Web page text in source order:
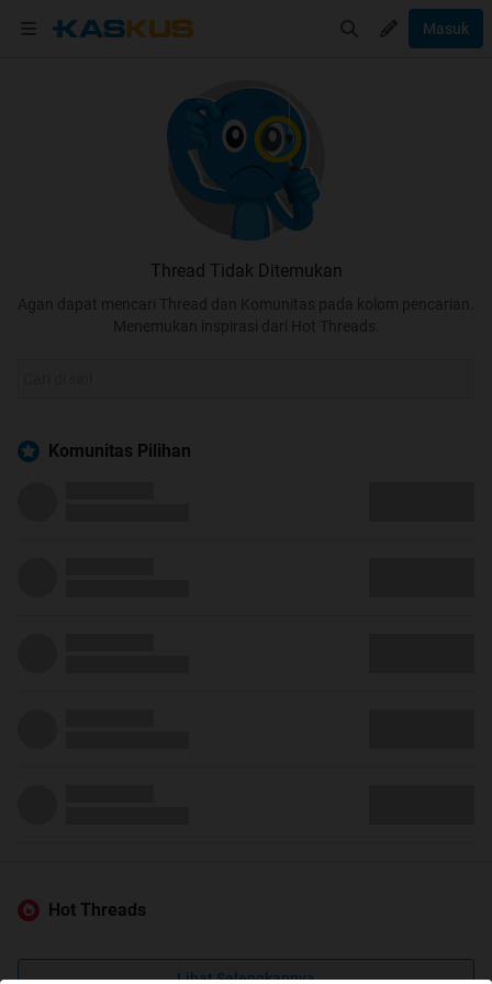
Masuk
Thread Tidak Ditemukan
Agan dapat mencari Thread dan Komunitas pada kolom pencarian.
Menemukan inspirasi dari Hot Threads.
Komunitas Pilihan
Hot Threads
Lihat Selengkapnya